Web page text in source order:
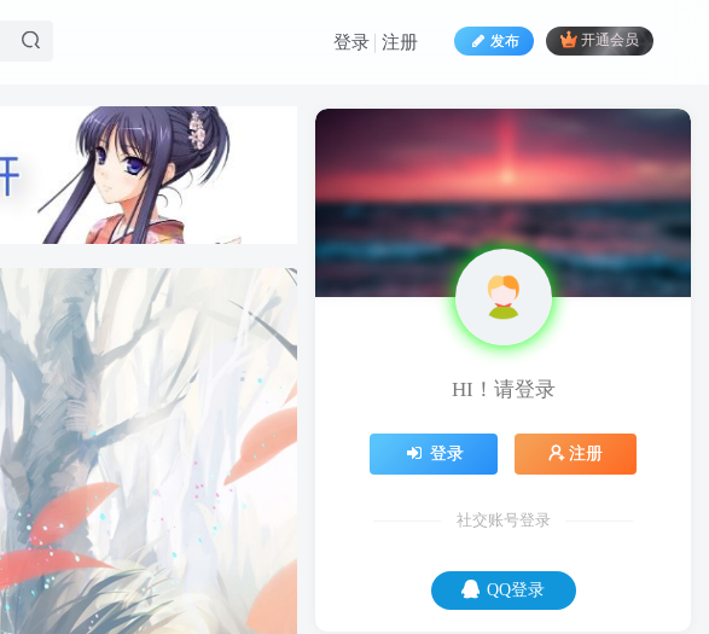
发布 开通会员
登录 注册
HI！请登录
登录 注册
社交账号登录
QQ登录
HI！请登录
登录 注册
社交账号登录
QQ登录